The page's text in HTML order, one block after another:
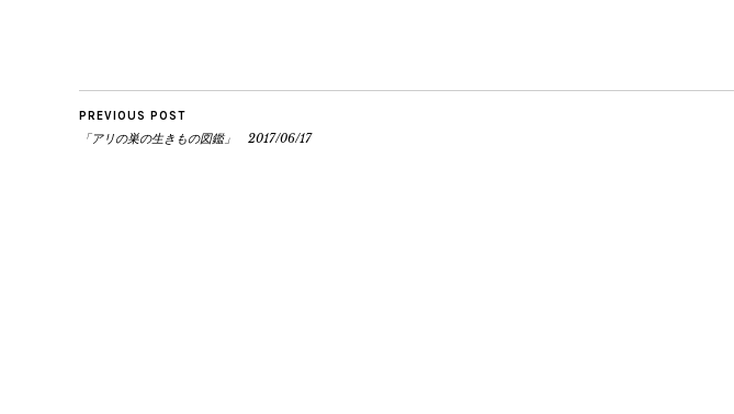
PREVIOUS POST
「アリの巣の生きもの図鑑」 2017/06/17